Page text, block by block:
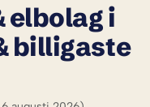
elbolag i
billigaste